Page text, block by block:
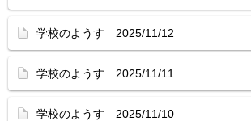
学校のようす 2025/11/12
学校のようす 2025/11/11
学校のようす 2025/11/10